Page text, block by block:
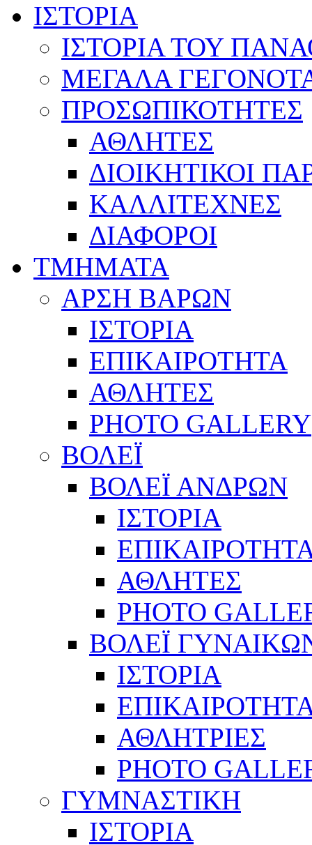
ΙΣΤΟΡΙΑ
ΙΣΤΟΡΙΑ ΤΟΥ
ΜΕΓΑΛΑ
ΠΡΟΣΩΠΙΚΟΤΗΤΕΣ
ΑΘΛΗΤΕΣ
ΔΙΟΙΚΗΤΙΚΟΙ
ΚΑΛΛΙΤΕΧΝΕΣ
ΔΙΑΦΟΡΟΙ
ΤΜΗΜΑΤΑ
ΑΡΣΗ ΒΑΡΩΝ
ΙΣΤΟΡΙΑ
ΕΠΙΚΑΙΡΟΤΗΤΑ
ΑΘΛΗΤΕΣ
PHOTO GALLERY
ΒΟΛΕΪ
ΒΟΛΕΪ ΑΝΔΡΩΝ
ΙΣΤΟΡΙΑ
ΑΘΛΗΤΕΣ
PHOTO
ΒΟΛΕΪ
ΙΣΤΟΡΙΑ
ΑΘΛΗΤΡΙΕΣ
PHOTO
ΓΥΜΝΑΣΤΙΚΗ
ΙΣΤΟΡΙΑ